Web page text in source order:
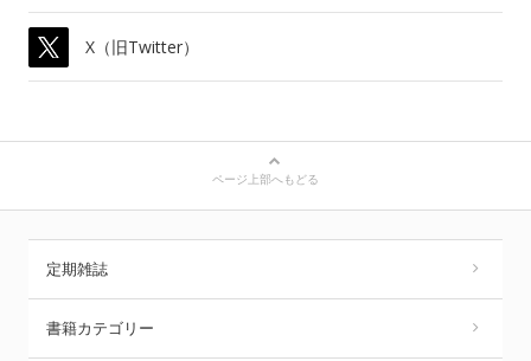
X（旧Twitter）
ページ上部へもどる
定期雑誌
書籍カテゴリー